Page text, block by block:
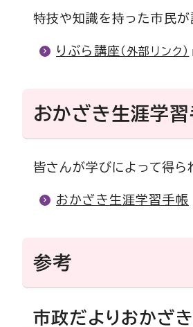
特技や知識を持った市民が
りぶら講座（外部リンク）
おかざき生涯学習
皆さんが学びによって得ら
おかざき生涯学習手帳
参考
市政だよりおかざ